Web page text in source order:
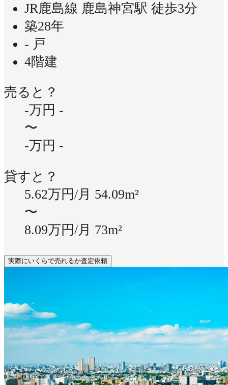
JR鹿島線 鹿島神宮駅 徒歩3分
築28年
- 戸
4階建
売ると？
-万円 -
〜
-万円 -
貸すと？
5.62万円/月 54.09m²
〜
8.09万円/月 73m²
実際にいくらで売れるか査定依頼